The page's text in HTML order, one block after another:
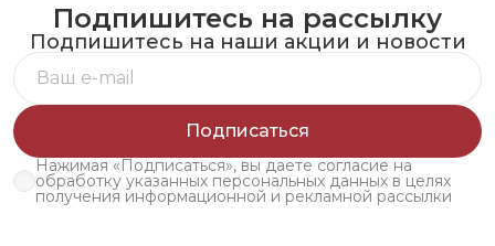
Подпишитесь на рассылку
Подпишитесь на наши акции и новости
Подписаться
Нажимая «Подписаться», вы даете согласие на
обработку указанных персональных данных в целях
получения информационной и рекламной рассылки